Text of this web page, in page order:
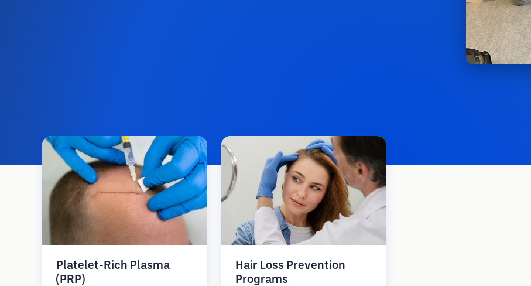
Platelet-Rich Plasma
(PRP)
Hair Loss Prevention
Programs